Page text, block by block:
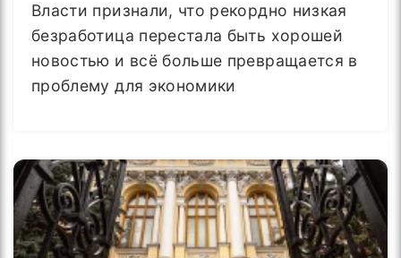
Власти признали, что рекордно низкая
безработица перестала быть хорошей
новостью и всё больше превращается в
проблему для экономики